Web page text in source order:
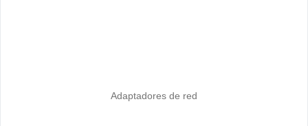
Adaptadores de red